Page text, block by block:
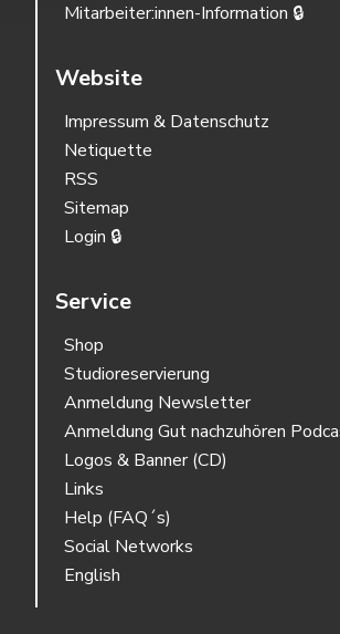
Mitarbeiter:innen-Information 🔒
Website
Impressum & Datenschutz
Netiquette
RSS
Sitemap
Login 🔒
Service
Shop
Studioreservierung
Anmeldung Newsletter
Anmeldung Gut nachzuhören
Logos & Banner (CD)
Links
Help (FAQ´s)
Social Networks
English